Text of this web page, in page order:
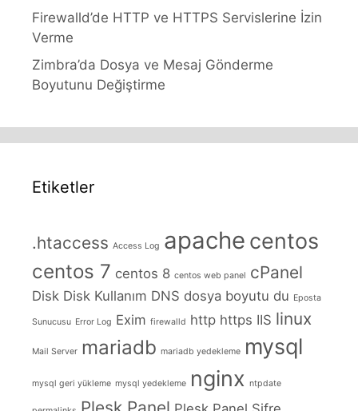
Firewalld’de HTTP ve HTTPS Servislerine İzin
Verme
Zimbra’da Dosya ve Mesaj Gönderme
Boyutunu Değiştirme
Etiketler
.htaccess Access Log apache centos
centos 7 centos 8 centos web panel cPanel
Disk Disk Kullanım DNS dosya boyutu du Eposta
Sunucusu Error Log Exim firewalld http https IIS linux
Mail Server mariadb mariadb yedekleme mysql
mysql geri yükleme mysql yedekleme nginx ntpdate
Plesk Panel